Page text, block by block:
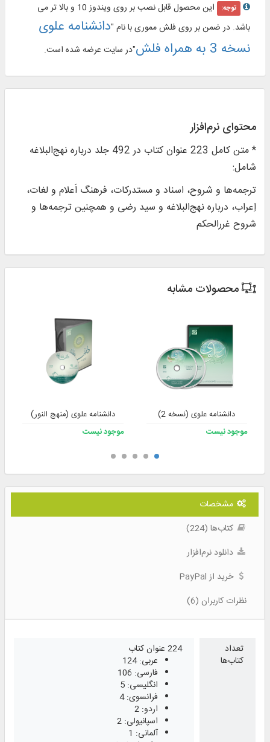
توجه:
این محصول قابل نصب بر روی ویندوز 10 و بالا تر می
باشد. در ضمن بر روی فلش مموری با نام "دانشنامه علوی
نسخه 3 به همراه فلش
"در سایت عرضه شده است.
محتوای نرم‌افزار
* متن کامل 223 عنوان کتاب در 492 جلد درباره نهج‌البلاغه
شامل:
ترجمه‌ها و شروح، اسناد و مستدرکات، فرهنگ اَعلام و لغات،
اِعراب، درباره نهج‌البلاغه و سید رضی و همچنین ترجمه‌ها و
شروح غررالحکم
محصولات مشابه
دانشنامه علوی (نسخه 2)
موجود نیست
دانشنامه علوی (منهج النور)
موجود نیست
مشخصات
کتاب‌ها (224)
دانلود نرم‌افزار
خرید از PayPal
نظرات کاربران (6)
تعداد
کتاب‌ها
224 عنوان کتاب
عربی: 124
فارسی: 106
انگلیسی: 5
فرانسوی: 4
اردو: 2
اسپانیولی: 2
آلمانی: 1